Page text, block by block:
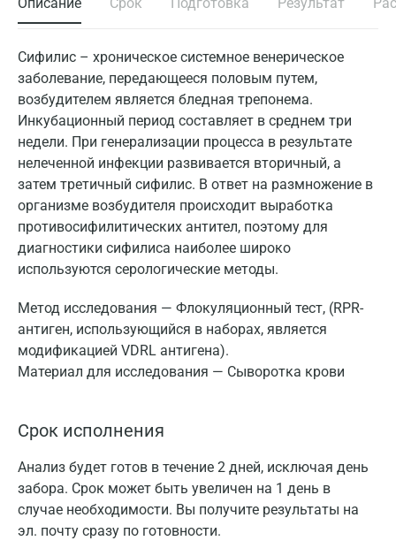
Сифилис – хроническое системное венерическое
заболевание, передающееся половым путем,
возбудителем является бледная трепонема.
Инкубационный период составляет в среднем три
недели. При генерализации процесса в результате
нелеченной инфекции развивается вторичный, а
затем третичный сифилис. В ответ на размножение в
организме возбудителя происходит выработка
противосифилитических антител, поэтому для
диагностики сифилиса наиболее широко
используются серологические методы.
Метод исследования — Флокуляционный тест, (RPR-
антиген, использующийся в наборах, является
модификацией VDRL антигена).
Материал для исследования — Сыворотка крови
Срок исполнения
Анализ будет готов в течение 2 дней, исключая день
забора. Срок может быть увеличен на 1 день в
случае необходимости. Вы получите результаты на
эл. почту сразу по готовности.